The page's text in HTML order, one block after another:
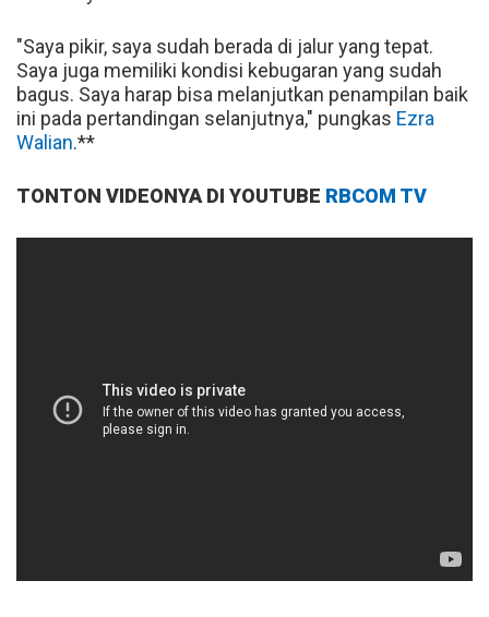
"Saya pikir, saya sudah berada di jalur yang tepat.
Saya juga memiliki kondisi kebugaran yang sudah
bagus. Saya harap bisa melanjutkan penampilan baik
ini pada pertandingan selanjutnya," pungkas Ezra
Walian.**
TONTON VIDEONYA DI YOUTUBE RBCOM TV